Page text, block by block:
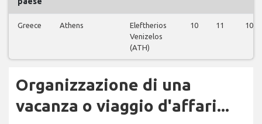
Greece Athens
Eleftherios
Venizelos
(ATH)
10 11 10
Organizzazione di una
vacanza o viaggio d'affari...